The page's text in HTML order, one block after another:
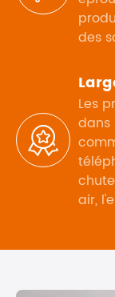
des

Les
dans
air,